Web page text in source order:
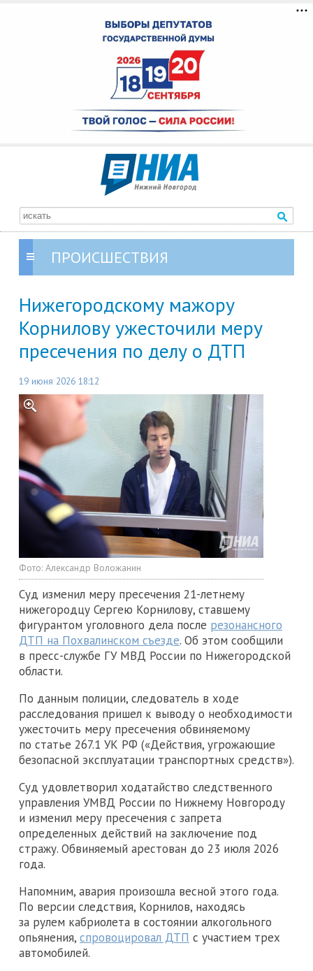
ПРОИСШЕСТВИЯ
Нижегородскому мажору
Корнилову ужесточили меру
пресечения по делу о ДТП
19 июня 2026 18:12
Фото: Александр Воложанин
Суд изменил меру пресечения 21-летнему
нижегородцу Сергею Корнилову, ставшему
фигурантом уголовного дела после резонансного
ДТП на Похвалинском съезде. Об этом сообщили
в пресс-службе ГУ МВД России по Нижегородской
области.
По данным полиции, следователь в ходе
расследования пришел к выводу о необходимости
ужесточить меру пресечения обвиняемому
по статье 267.1 УК РФ («Действия, угрожающие
безопасной эксплуатации транспортных средств»).
Суд удовлетворил ходатайство следственного
управления УМВД России по Нижнему Новгороду
и изменил меру пресечения с запрета
определенных действий на заключение под
стражу. Обвиняемый арестован до 23 июля 2026
года.
Напомним, авария произошла весной этого года.
По версии следствия, Корнилов, находясь
за рулем кабриолета в состоянии алкогольного
опьянения, спровоцировал ДТП с участием трех
автомобилей.